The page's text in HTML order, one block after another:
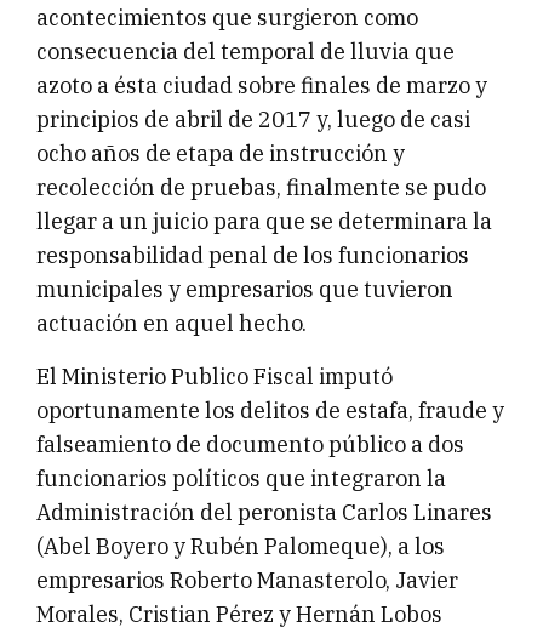
acontecimientos que surgieron como
consecuencia del temporal de lluvia que
azoto a ésta ciudad sobre finales de marzo y
principios de abril de 2017 y, luego de casi
ocho años de etapa de instrucción y
recolección de pruebas, finalmente se pudo
llegar a un juicio para que se determinara la
responsabilidad penal de los funcionarios
municipales y empresarios que tuvieron
actuación en aquel hecho.
El Ministerio Publico Fiscal imputó
oportunamente los delitos de estafa, fraude y
falseamiento de documento público a dos
funcionarios políticos que integraron la
Administración del peronista Carlos Linares
(Abel Boyero y Rubén Palomeque), a los
empresarios Roberto Manasterolo, Javier
Morales, Cristian Pérez y Hernán Lobos